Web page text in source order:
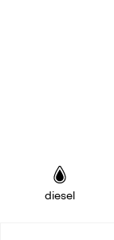
diesel